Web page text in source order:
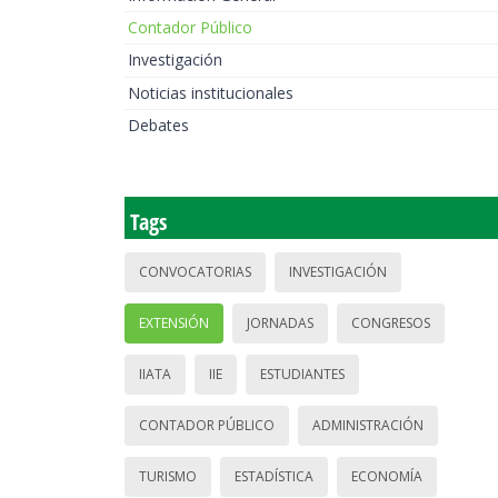
Contador Público
Investigación
Noticias institucionales
Debates
Tags
CONVOCATORIAS INVESTIGACIÓN
EXTENSIÓN JORNADAS CONGRESOS
IIATA IIE ESTUDIANTES
CONTADOR PÚBLICO ADMINISTRACIÓN
TURISMO ESTADÍSTICA ECONOMÍA